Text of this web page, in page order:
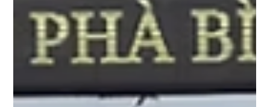
thấu hiểu các dòng dữ liệu kinh tế và quy hoạch sẽ giúp người
mua đánh giá chính xác tiềm năng bất động sản Cần Giờ trước
khi xuống tiền. Tổng quan bối cảnh thị trường